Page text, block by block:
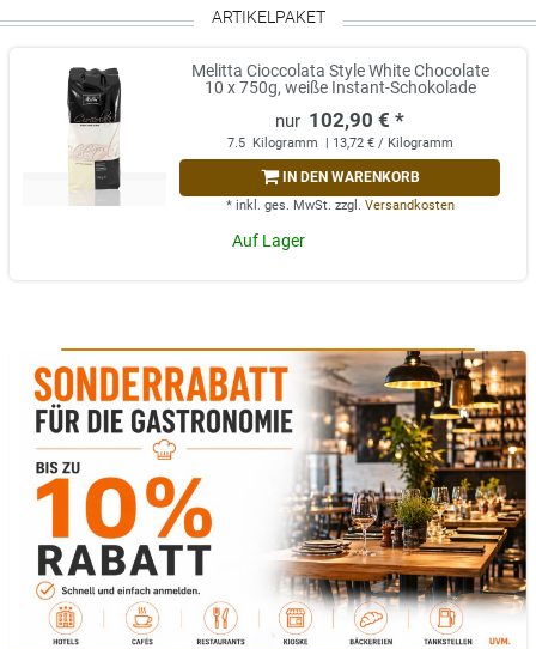
ARTIKELPAKET
Melitta Cioccolata Style White Chocolate
10 x 750g, weiße Instant-Schokolade
102,90 € *
7.5 Kilogramm | 13,72 € / Kilogramm
IN DEN WARENKORB
* inkl. ges. MwSt. zzgl. Versandkosten
Auf Lager